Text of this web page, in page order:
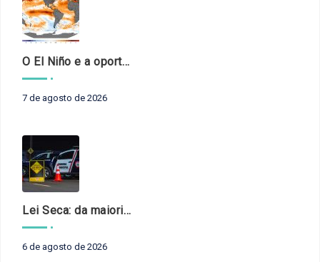
O El Niño e a oportunidade de fortalecer o controle externo das políticas climáticas
7 de agosto de 2026
Lei Seca: da maioridade à maturidade
6 de agosto de 2026